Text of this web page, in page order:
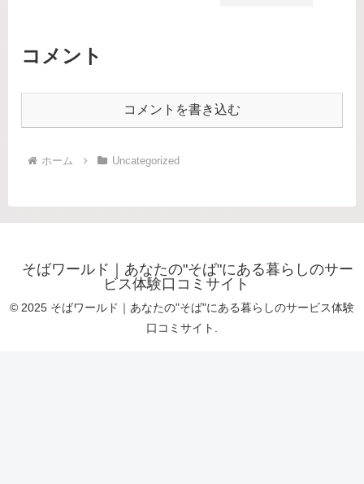
コメント
コメントを書き込む
ホーム Uncategorized
そばワールド｜あなたの"そば"にある暮らしのサー
ビス体験口コミサイト
© 2025 そばワールド｜あなたの"そば"にある暮らしのサービス体験
口コミサイト.